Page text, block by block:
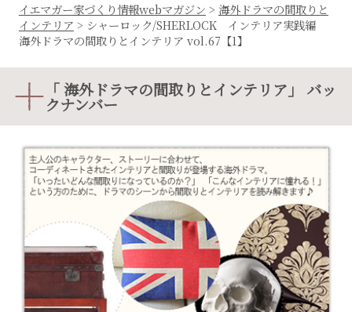
イエマガー家づくり情報webマガジン > 海外ドラマの間取りと
インテリア > シャーロック/SHERLOCK インテリア実践編
海外ドラマの間取りとインテリア vol.67【1】
「 海外ドラマの間取りとインテリア」 バッ
クナンバー